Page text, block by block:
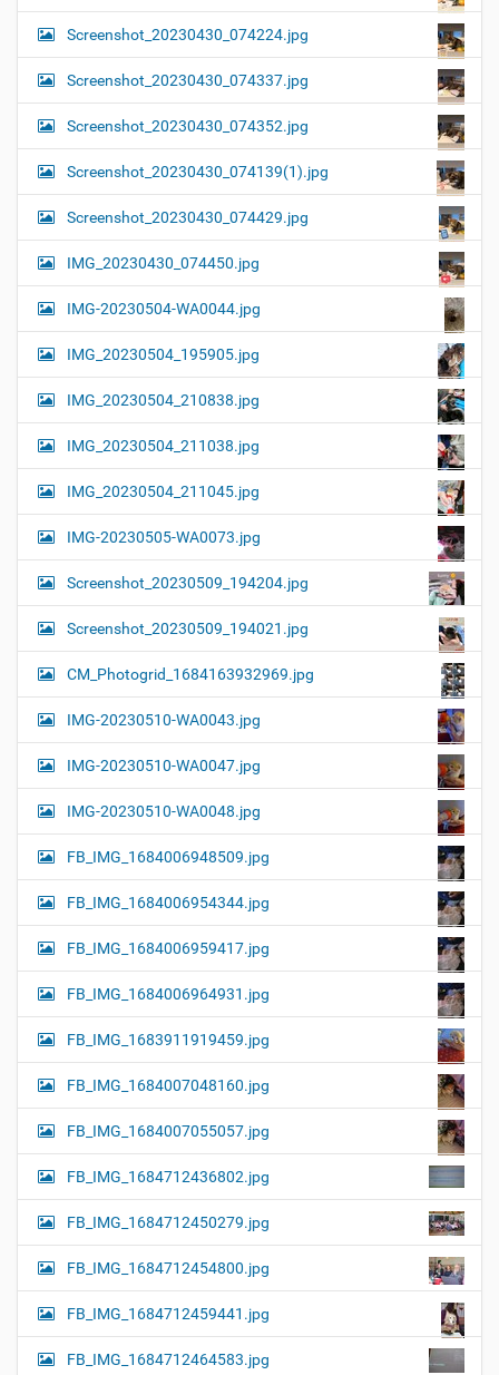
Screenshot_20230430_074224.jpg
Screenshot_20230430_074337.jpg
Screenshot_20230430_074352.jpg
Screenshot_20230430_074139(1).jpg
Screenshot_20230430_074429.jpg
IMG_20230430_074450.jpg
IMG-20230504-WA0044.jpg
IMG_20230504_195905.jpg
IMG_20230504_210838.jpg
IMG_20230504_211038.jpg
IMG_20230504_211045.jpg
IMG-20230505-WA0073.jpg
Screenshot_20230509_194204.jpg
Screenshot_20230509_194021.jpg
CM_Photogrid_1684163932969.jpg
IMG-20230510-WA0043.jpg
IMG-20230510-WA0047.jpg
IMG-20230510-WA0048.jpg
FB_IMG_1684006948509.jpg
FB_IMG_1684006954344.jpg
FB_IMG_1684006959417.jpg
FB_IMG_1684006964931.jpg
FB_IMG_1683911919459.jpg
FB_IMG_1684007048160.jpg
FB_IMG_1684007055057.jpg
FB_IMG_1684712436802.jpg
FB_IMG_1684712450279.jpg
FB_IMG_1684712454800.jpg
FB_IMG_1684712459441.jpg
FB_IMG_1684712464583.jpg